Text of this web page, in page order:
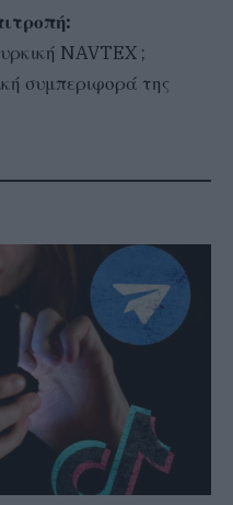
NAVTEX ;
συμπεριφορά της